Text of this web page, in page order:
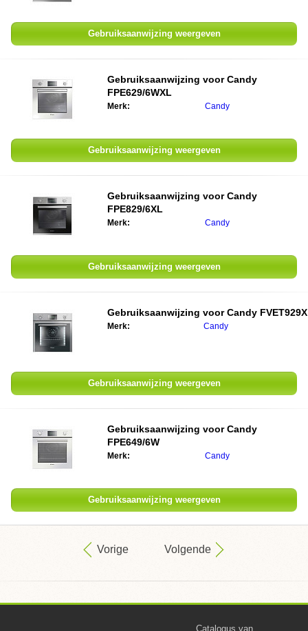
Gebruiksaanwijzing weergeven
Gebruiksaanwijzing voorCandy
FPE629/6WXL
Merk: Candy
Gebruiksaanwijzing weergeven
Gebruiksaanwijzing voorCandy
FPE829/6XL
Merk: Candy
Gebruiksaanwijzing weergeven
Gebruiksaanwijzing voorCandy FVET929X
Merk: Candy
Gebruiksaanwijzing weergeven
Gebruiksaanwijzing voorCandy
FPE649/6W
Merk: Candy
Gebruiksaanwijzing weergeven
Vorige Volgende
Catalogus van